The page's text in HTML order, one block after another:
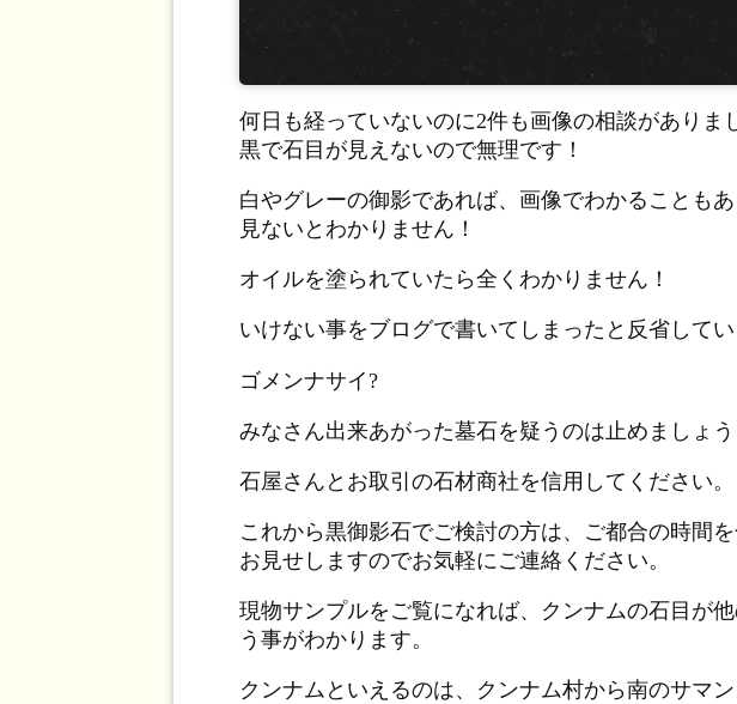
何日も経っていないのに2件も画像の相談がありま
黒で石目が見えないので無理です！
白やグレーの御影であれば、画像でわかることも
見ないとわかりません！
オイルを塗られていたら全くわかりません！
いけない事をブログで書いてしまったと反省してい
ゴメンナサイ?
みなさん出来あがった墓石を疑うのは止めましょう
石屋さんとお取引の石材商社を信用してください。
これから黒御影石でご検討の方は、ご都合の時間
お見せしますのでお気軽にご連絡ください。
現物サンプルをご覧になれば、クンナムの石目が
う事がわかります。
クンナムといえるのは、クンナム村から南のサマ